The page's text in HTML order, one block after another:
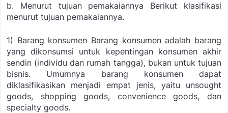
b. Menurut tujuan pemakaiannya
Berikut klasifikasi
menurut tujuan pemakaiannya.
1) Barang konsumen Barang konsumen adalah barang
yang dikonsumsi untuk kepentingan konsumen akhir
sendin (individu dan rumah tangga), bukan untuk tujuan
bisnis. Umumnya barang konsumen dapat
diklasifikasikan menjadi empat jenis, yaitu unsought
goods, shopping goods, convenience goods, dan
specialty goods.